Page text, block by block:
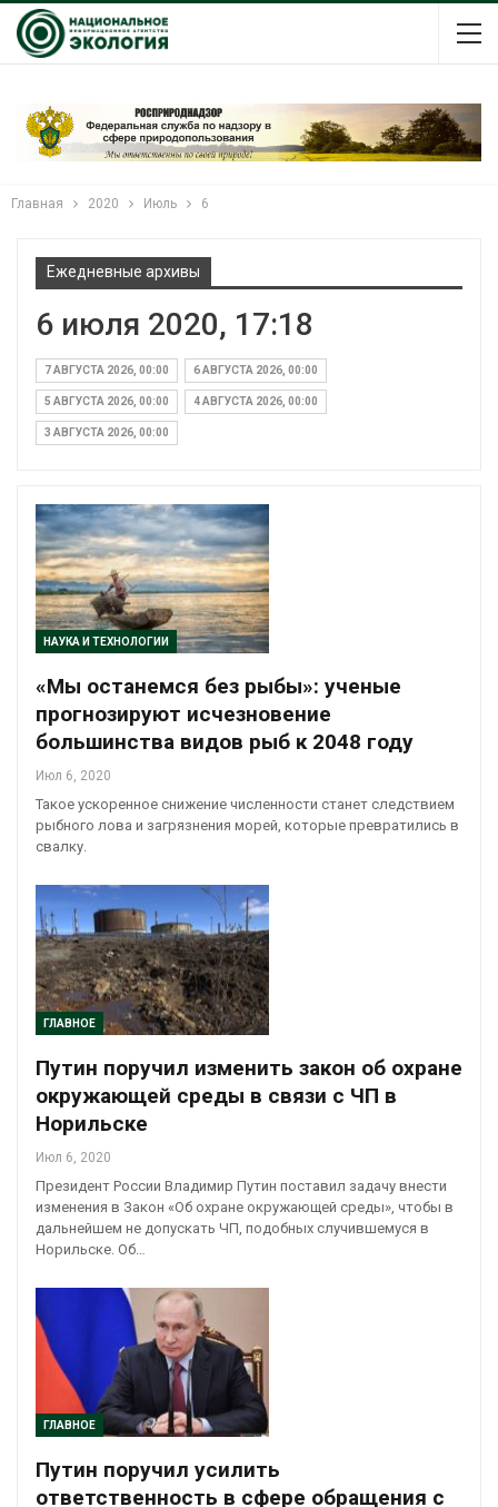
Главная 2020 Июль 6
Ежедневные архивы
6 июля 2020, 17:18
7 АВГУСТА 2026, 00:00 6 АВГУСТА 2026, 00:00
5 АВГУСТА 2026, 00:00 4 АВГУСТА 2026, 00:00
3 АВГУСТА 2026, 00:00
НАУКА И ТЕХНОЛОГИИ
«Мы останемся без рыбы»: ученые
прогнозируют исчезновение
большинства видов рыб к 2048 году
Июл 6, 2020
Такое ускоренное снижение численности станет следствием
рыбного лова и загрязнения морей, которые превратились в
свалку.
ГЛАВНОЕ
Путин поручил изменить закон об охране
окружающей среды в связи с ЧП в
Норильске
Июл 6, 2020
Президент России Владимир Путин поставил задачу внести
изменения в Закон «Об охране окружающей среды», чтобы в
дальнейшем не допускать ЧП, подобных случившемуся в
Норильске. Об…
ГЛАВНОЕ
Путин поручил усилить
ответственность в сфере обращения с